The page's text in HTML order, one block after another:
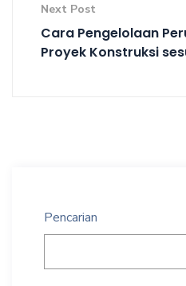
Next Post
Cara Pengelolaan
Proyek Konstruksi
Pencarian